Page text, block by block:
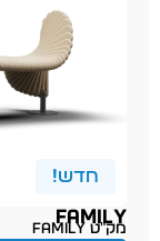
חדש!
FAMILY
מק״ט family